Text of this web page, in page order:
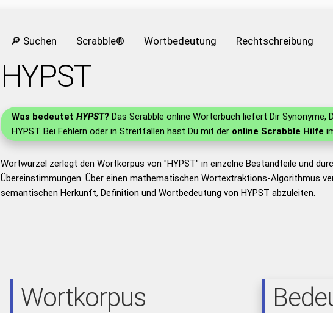
🔎 Suchen Scrabble® Wortbedeutung Rechtschreibung
HYPST
Was bedeutet HYPST? Das Scrabble online Wörterbuch liefert Dir Synonyme,
HYPST. Bei Fehlern oder in Streitfällen hast Du mit der online Scrabble Hilfe
Wortwurzel zerlegt den Wortkorpus von "HYPST" in einzelne Bestandteile und
Übereinstimmungen. Über einen mathematischen Wortextraktions-Algorithmus
semantischen Herkunft, Definition und Wortbedeutung von HYPST abzuleiten.
Wortkorpus